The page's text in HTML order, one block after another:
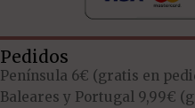
Pedidos
Península 6€ (gratis en
Baleares y Portugal 9,99€